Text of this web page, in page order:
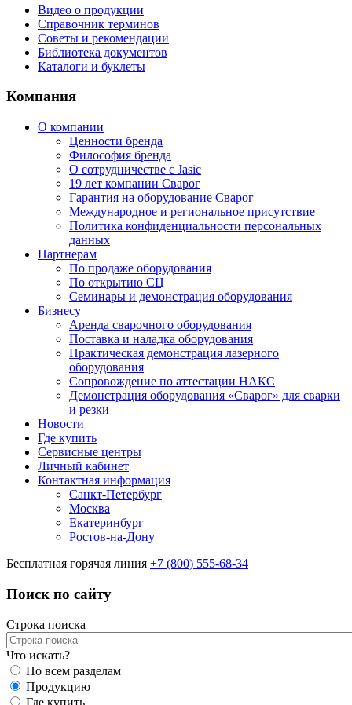
Видео о продукции
Справочник терминов
Советы и рекомендации
Библиотека документов
Каталоги и буклеты
Компания
О компании
Ценности бренда
Философия бренда
О сотрудничестве с Jasic
19 лет компании Сварог
Гарантия на оборудование Сварог
Международное и региональное присутствие
Политика конфиденциальности персональных
данных
Партнерам
По продаже оборудования
По открытию СЦ
Семинары и демонстрация оборудования
Бизнесу
Аренда сварочного оборудования
Поставка и наладка оборудования
Практическая демонстрация лазерного
оборудования
Сопровождение по аттестации НАКС
Демонстрация оборудования «Сварог» для сварки
и резки
Новости
Где купить
Сервисные центры
Личный кабинет
Контактная информация
Санкт-Петербург
Москва
Екатеринбург
Ростов-на-Дону
Бесплатная горячая линия +7 (800) 555-68-34
Поиск по сайту
Строка поиска
Что искать?
По всем разделам
Продукцию
Где купить